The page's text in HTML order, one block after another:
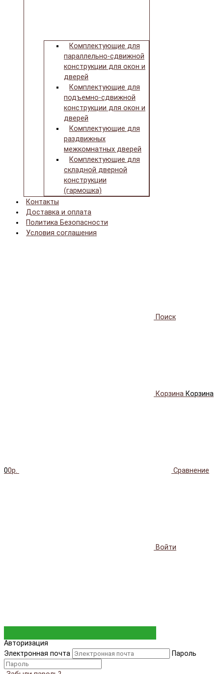
Комплектующие для
параллельно-сдвижной
конструкции для окон и
дверей
Комплектующие для
подъемно-сдвижной
конструкции для окон и
дверей
Комплектующие для
раздвижных
межкомнатных дверей
Комплектующие для
складной дверной
конструкции
(гармошка)
Контакты
Доставка и оплата
Политика Безопасности
Условия соглашения
Поиск
Корзина Корзина
00р. Сравнение
Войти
Авторизация
Электронная почта
Пароль